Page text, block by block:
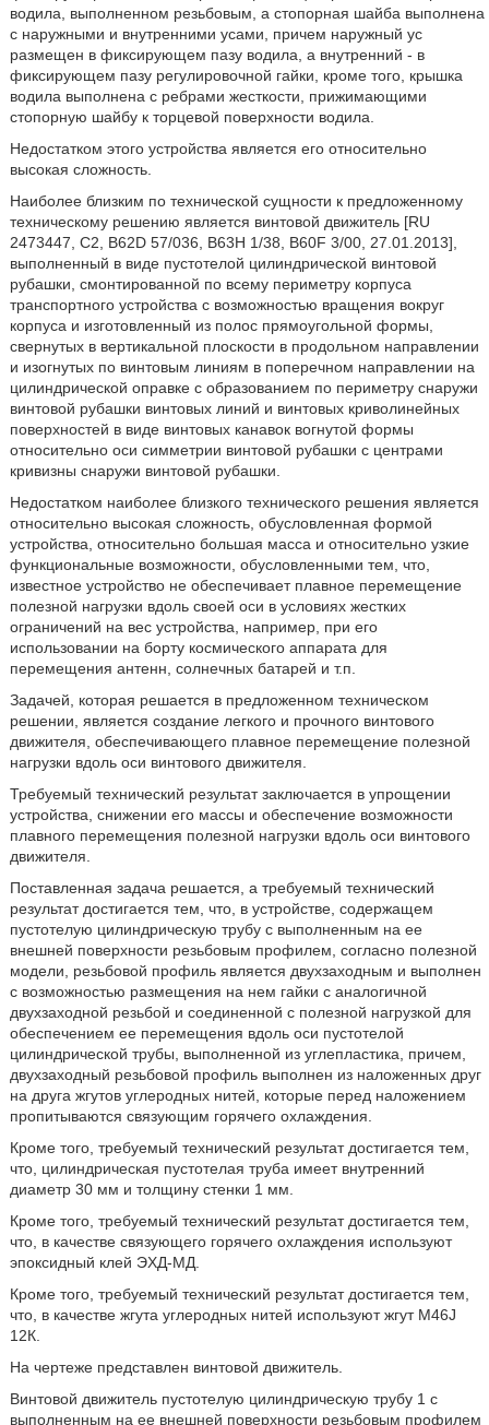
водила, выполненном резьбовым, а стопорная шайба выполнена
с наружными и внутренними усами, причем наружный ус
размещен в фиксирующем пазу водила, а внутренний - в
фиксирующем пазу регулировочной гайки, кроме того, крышка
водила выполнена с ребрами жесткости, прижимающими
стопорную шайбу к торцевой поверхности водила.
Недостатком этого устройства является его относительно
высокая сложность.
Наиболее близким по технической сущности к предложенному
техническому решению является винтовой движитель [RU
2473447, C2, B62D 57/036, B63H 1/38, B60F 3/00, 27.01.2013],
выполненный в виде пустотелой цилиндрической винтовой
рубашки, смонтированной по всему периметру корпуса
транспортного устройства с возможностью вращения вокруг
корпуса и изготовленный из полос прямоугольной формы,
свернутых в вертикальной плоскости в продольном направлении
и изогнутых по винтовым линиям в поперечном направлении на
цилиндрической оправке с образованием по периметру снаружи
винтовой рубашки винтовых линий и винтовых криволинейных
поверхностей в виде винтовых канавок вогнутой формы
относительно оси симметрии винтовой рубашки с центрами
кривизны снаружи винтовой рубашки.
Недостатком наиболее близкого технического решения является
относительно высокая сложность, обусловленная формой
устройства, относительно большая масса и относительно узкие
функциональные возможности, обусловленными тем, что,
известное устройство не обеспечивает плавное перемещение
полезной нагрузки вдоль своей оси в условиях жестких
ограничений на вес устройства, например, при его
использовании на борту космического аппарата для
перемещения антенн, солнечных батарей и т.п.
Задачей, которая решается в предложенном техническом
решении, является создание легкого и прочного винтового
движителя, обеспечивающего плавное перемещение полезной
нагрузки вдоль оси винтового движителя.
Требуемый технический результат заключается в упрощении
устройства, снижении его массы и обеспечение возможности
плавного перемещения полезной нагрузки вдоль оси винтового
движителя.
Поставленная задача решается, а требуемый технический
результат достигается тем, что, в устройстве, содержащем
пустотелую цилиндрическую трубу с выполненным на ее
внешней поверхности резьбовым профилем, согласно полезной
модели, резьбовой профиль является двухзаходным и выполнен
с возможностью размещения на нем гайки с аналогичной
двухзаходной резьбой и соединенной с полезной нагрузкой для
обеспечением ее перемещения вдоль оси пустотелой
цилиндрической трубы, выполненной из углепластика, причем,
двухзаходный резьбовой профиль выполнен из наложенных друг
на друга жгутов углеродных нитей, которые перед наложением
пропитываются связующим горячего охлаждения.
Кроме того, требуемый технический результат достигается тем,
что, цилиндрическая пустотелая труба имеет внутренний
диаметр 30 мм и толщину стенки 1 мм.
Кроме того, требуемый технический результат достигается тем,
что, в качестве связующего горячего охлаждения используют
эпоксидный клей ЭХД-МД.
Кроме того, требуемый технический результат достигается тем,
что, в качестве жгута углеродных нитей используют жгут M46J
12К.
На чертеже представлен винтовой движитель.
Винтовой движитель пустотелую цилиндрическую трубу 1 с
выполненным на ее внешней поверхности резьбовым профилем